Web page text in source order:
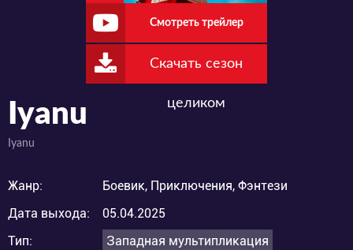
Смотреть трейлер
Скачать сезон
целиком
Iyanu
Iyanu
Жанр:
Боевик, Приключения, Фэнтези
Дата выхода:
05.04.2025
Тип:
Западная мультипликация